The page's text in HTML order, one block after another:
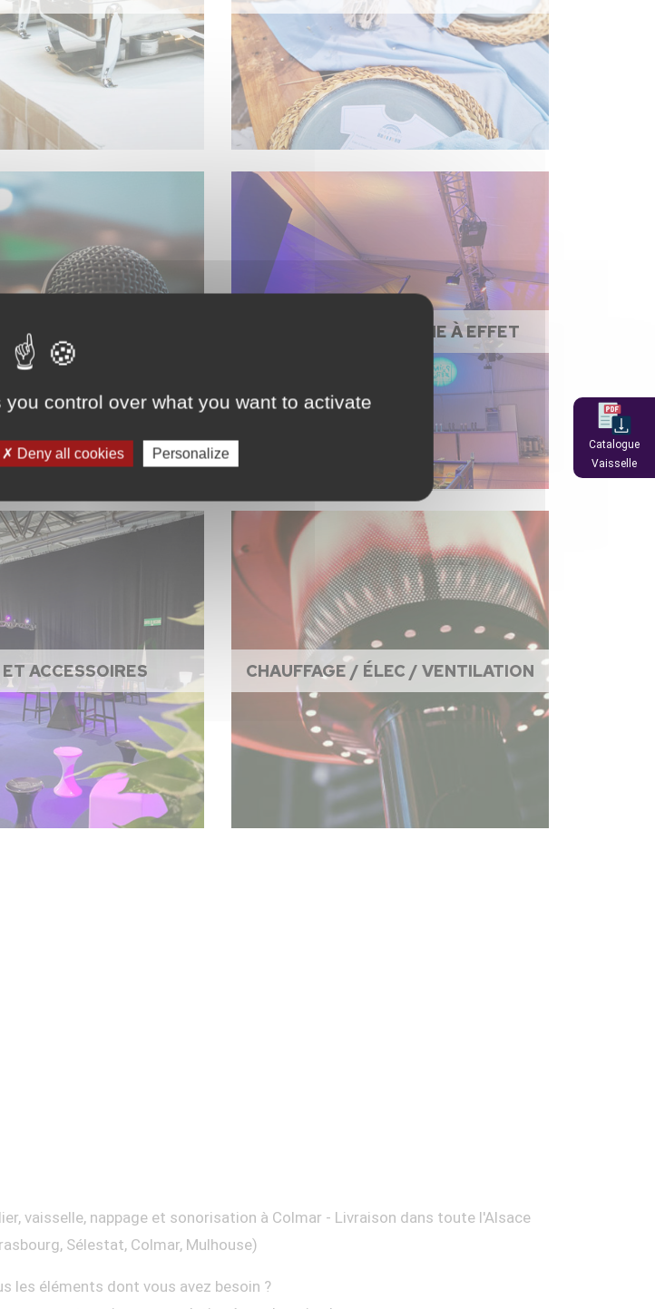
ÉCLAIRAGE / MACHINE À EFFET
ACCESSOIRES CHAUFFAGE / ÉLEC / VENTILATION
vaisselle, nappage et sonorisation à Colmar - Livraison dans toute l'Alsace
Sélestat, Colmar, Mulhouse)
les éléments dont vous avez besoin ?
Catalogue
Vaisselle
control over what you want to activate
Deny all cookies Personalize